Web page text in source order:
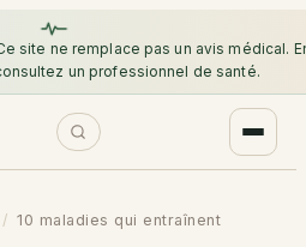
site ne remplace pas un avis médical.
un professionnel de santé.
/ 10 maladies qui entraînent